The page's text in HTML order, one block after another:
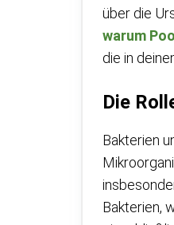
über die
warum
die in
Die
Bakterien
Bakterien,